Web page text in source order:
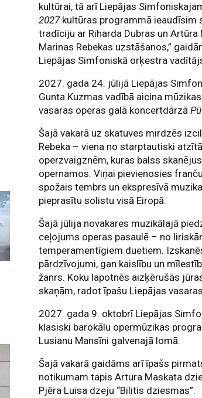
kultūrai, tā arī Liepājas
2027kultūras programmā ieaudīsim
tradīciju ar Riharda Dubras un
Marinas Rebekas uzstāšanos,”
Liepājas Simfoniskā orķestra
2027. gada 24. jūlijā Liepājas
Gunta Kuzmas vadībā aicina
vasaras operas galā koncertdārzā
Šajā vakarā uz skatuves mirdzēs
Rebeka – viena no starptautiski
operzvaigznēm, kuras balss
opernamos. Viņai pievienosies
spožais tembrs un ekspresīvā
pieprasītu solistu visā Eiropā.
Šajā jūlija novakares muzikālajā
ceļojums operas pasaulē – no
temperamentīgiem duetiem.
pārdzīvojumi, gan kaislību un
žanrs. Koku lapotnēs aizķērušās
skaņām, radot īpašu Liepājas
2027. gada 9. oktobrī Liepājas
klasiski barokālu opermūzikas
Lusianu Mansīni galvenajā lomā.
Šajā vakarā gaidāms arī īpašs
notikumam tapis Artura Maskata
Pjēra Luisa dzeju “Bilitis dziesmas”.